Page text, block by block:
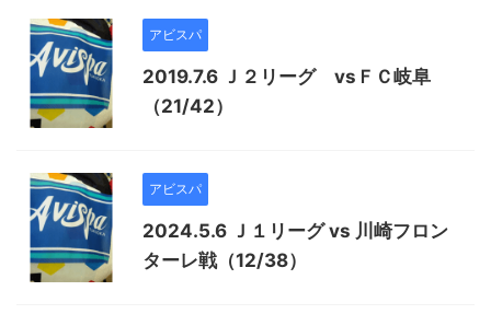
アビスパ
2019.7.6 Ｊ２リーグ vsＦＣ岐阜
（21/42）
アビスパ
2024.5.6 Ｊ１リーグ vs 川崎フロン
ターレ戦（12/38）